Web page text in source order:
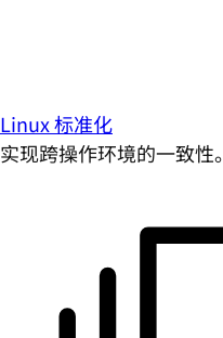
Linux 标准化
实现跨操作环境的一致性。